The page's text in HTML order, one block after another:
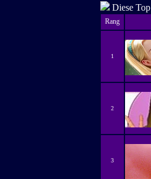
Diese Top
Rang
1
2
3